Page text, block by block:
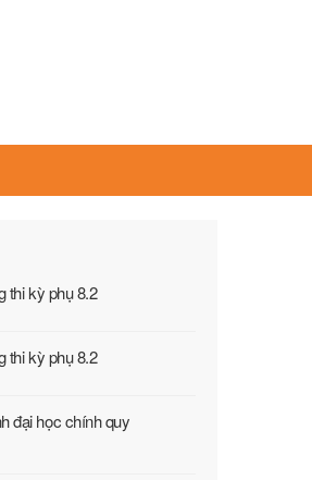
thi kỳ phụ 8.2
thi kỳ phụ 8.2
đại học chính quy